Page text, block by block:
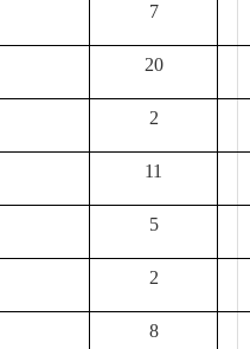
7
20
2
11
5
2
8